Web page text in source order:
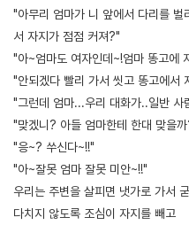
"아무리 엄마가 니 앞에서 다리를
서 자지가 점점 커져?"
"아~엄마도 여자인데~!엄마 똥고에
"안되겠다 빨리 가서 씻고 똥고에서
"그런데 엄마...우리 대화가..일반 사
"맞겠니? 아들 엄마한테 한대 맞을
"응~? 쑤신다~!!"
"아~잘못 엄마 잘못 미안~!!"
우리는 주변을 살피면 냇가로 가서
다치지 않도록 조심이 자지를 빼고